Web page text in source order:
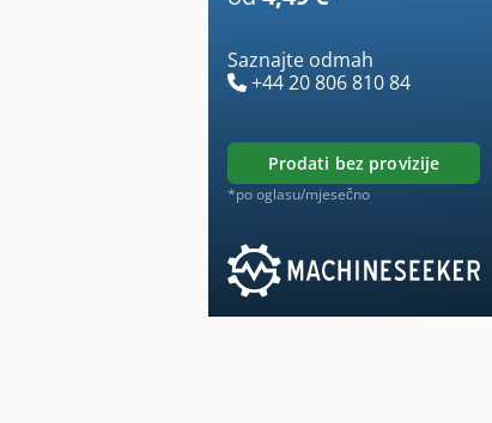
Saznajte odmah
+44 20 806 810 84
prodati bez provizije
*po oglasu/mjesečno